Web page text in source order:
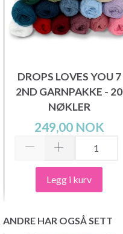
DROPS LOVES YOU 7
2ND GARNPAKKE - 20
NØKLER
249,00 NOK
Legg i kurv
ANDRE HAR OGSÅ SETT